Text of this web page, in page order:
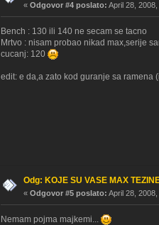
« Odgovor #4 poslato: April 28,
Bench : 130 ili 140 ne secam se tacno
Mrtvo : nisam probao nikad max,serije
cucanj: 120
edit: e da,a zato kod guranje sa ramena
Odg: KOJE SU VASE MAX
« Odgovor #5 poslato: April 28,
Nemam pojma majkemi...